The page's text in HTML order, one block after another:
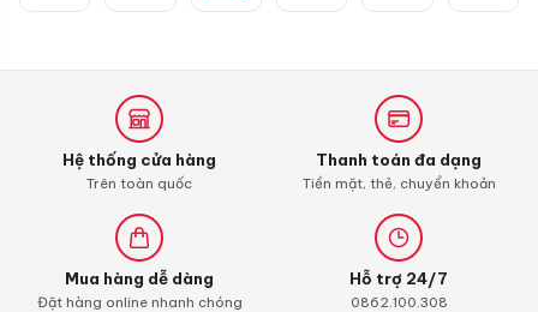
con)
Hệ thống cửa hàng
Trên toàn quốc
Thanh toán đa dạng
Tiền mặt, thẻ, chuyển khoản
Mua hàng dễ dàng
Đặt hàng online nhanh chóng
Hỗ trợ 24/7
0862.100.308